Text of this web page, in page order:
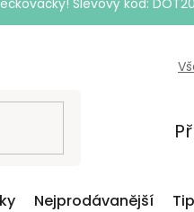
Slevový kód:
Nejprodávanější